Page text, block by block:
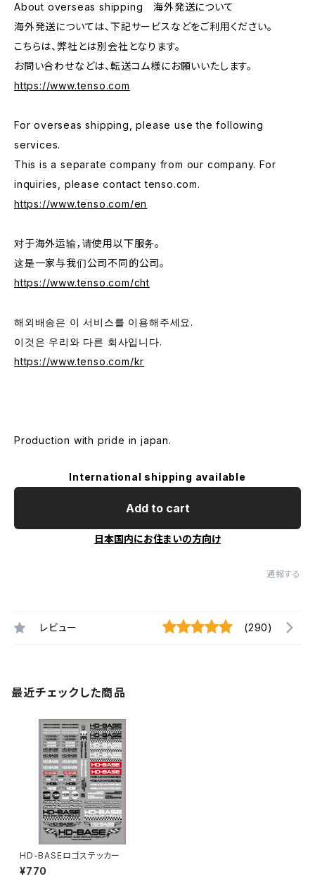
About overseas shipping 海外発送について
海外発送については、下記サービスなどをご利用ください。
こちらは、弊社とは別会社となります。
お問い合わせなどは、転送コム様にお願いいたします。
https://www.tenso.com
For overseas shipping, please use the following
services.
This is a separate company from our company. For
inquiries, please contact tenso.com.
https://www.tenso.com/en
对于海外运输，请使用以下服务。
这是一家与我们公司不同的公司。
https://www.tenso.com/cht
해외배송은 이 서비스를 이용해주세요.
이것은 우리와 다른 회사입니다.
https://www.tenso.com/kr
Production with pride in japan.
International shipping available
Add to cart
日本国内にお住まいの方向け
通報する
レビュー (290)
最近チェックした商品
HD-BASEロゴステッカー
¥770